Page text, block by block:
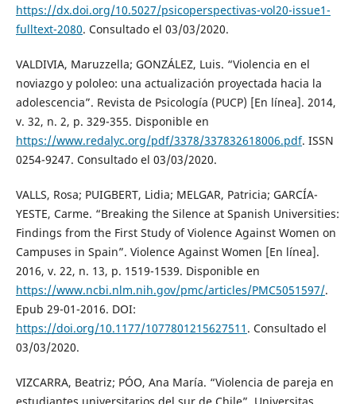
https://dx.doi.org/10.5027/psicoperspectivas-vol20-issue1-
fulltext-2080. Consultado el 03/03/2020.
VALDIVIA, Maruzzella; GONZÁLEZ, Luis. “Violencia en el
noviazgo y pololeo: una actualización proyectada hacia la
adolescencia”. Revista de Psicología (PUCP) [En línea]. 2014,
v. 32, n. 2, p. 329-355. Disponible en
https://www.redalyc.org/pdf/3378/337832618006.pdf. ISSN
0254-9247. Consultado el 03/03/2020.
VALLS, Rosa; PUIGBERT, Lidia; MELGAR, Patricia; GARCÍA-
YESTE, Carme. “Breaking the Silence at Spanish Universities:
Findings from the First Study of Violence Against Women on
Campuses in Spain”. Violence Against Women [En línea].
2016, v. 22, n. 13, p. 1519-1539. Disponible en
https://www.ncbi.nlm.nih.gov/pmc/articles/PMC5051597/.
Epub 29-01-2016. DOI:
https://doi.org/10.1177/1077801215627511 . Consultado el
03/03/2020.
VIZCARRA, Beatriz; PÓO, Ana María. “Violencia de pareja en